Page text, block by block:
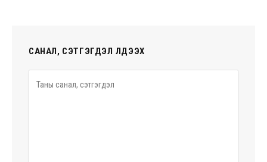
САНАЛ, СЭТГЭГДЭЛ ҮЛДЭЭХ